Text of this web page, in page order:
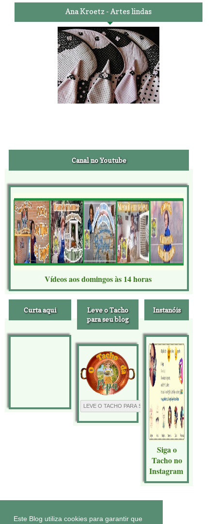
Este Blog utiliza cookies para garantir que
Ana Kroetz - Artes lindas
Canal no Youtube
Vídeos aos domingos às 14 horas
Curta aqui
Leve o Tacho
para seu blog
Instanóis
Siga o
Tacho no
Instagram